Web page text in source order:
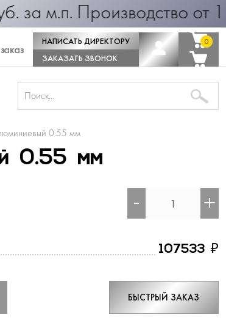
Производство от 1
НАПИСАТЬ ДИРЕКТОРУ
ЗАКАЗАТЬ ЗВОНОК
0
0
0.55 мм
0.55 мм
- +
107533 ₽
БЫСТРЫЙ ЗАКАЗ